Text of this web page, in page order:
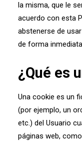
la misma, que le
acuerdo con esta
abstenerse de
de forma
¿Qué es
Una cookie es un
(por ejemplo, un
etc.) del Usuario
páginas web,